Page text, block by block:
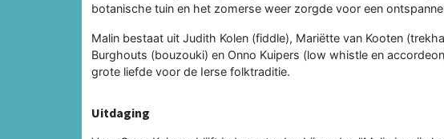
botanische tuin en het zomerse weer zorgde voor een
Malin bestaat uit Judith Kolen (fiddle), Mariëtte van Kooten
Burghouts (bouzouki) en Onno Kuipers (low whistle en
grote liefde voor de Ierse folktraditie.
Uitdaging